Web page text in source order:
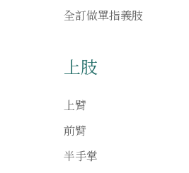
全訂做單指義肢
上肢
上臂
前臂
半手掌